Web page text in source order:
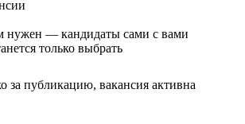
нужен — кандидаты сами с вами
только выбрать
за публикацию, вакансия активна